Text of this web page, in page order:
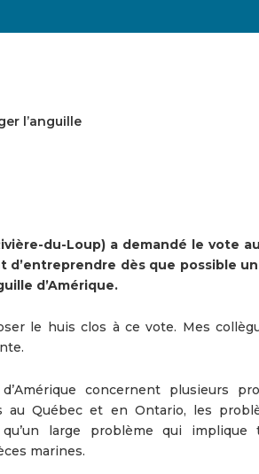
l’anguille
du-Loup) a demandé le vote
d’entreprendre dès que possible
d’Amérique.
le huis clos à ce vote. Mes
concernent plusieurs
au Québec et en Ontario, les
large problème qui implique
marines.